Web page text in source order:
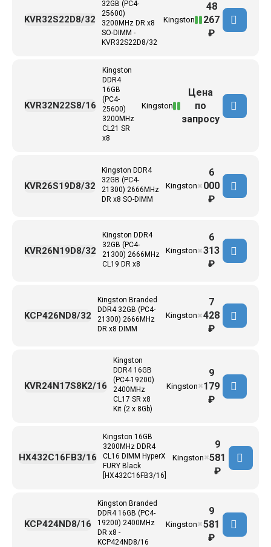
32GB (PC4-
25600)
3200MHz DR x8
SO-DIMM -
KVR32S22D8/32
Kingston
KVR32S22D8/32
48
267
₽
Kingston
DDR4
16GB
(PC4-
25600)
3200MHz
CL21 SR
x8
Kingston
KVR32N22S8/16
Цена
по
запросу
Kingston DDR4
32GB (PC4-
21300) 2666MHz
DR x8 SO-DIMM
Kingston
KVR26S19D8/32 ✖
6
000
₽
Kingston DDR4
32GB (PC4-
21300) 2666MHz
CL19 DR x8
Kingston
KVR26N19D8/32 ✖
6
313
₽
Kingston Branded
DDR4 32GB (PC4-
21300) 2666MHz
DR x8 DIMM
Kingston
KCP426ND8/32 ✖
7
428
₽
Kingston
DDR4 16GB
(PC4-19200)
2400MHz
CL17 SR x8
Kit (2 x 8Gb)
Kingston
KVR24N17S8K2/16 ✖
9
179
₽
Kingston 16GB
3200MHz DDR4
CL16 DIMM HyperX
FURY Black
[HX432C16FB3/16]
Kingston
HX432C16FB3/16 ✖
9
581
₽
Kingston Branded
DDR4 16GB (PC4-
19200) 2400MHz
DR x8 -
KCP424ND8/16
Kingston
KCP424ND8/16 ✖
9
581
₽